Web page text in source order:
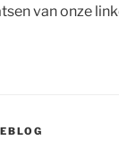
van onze